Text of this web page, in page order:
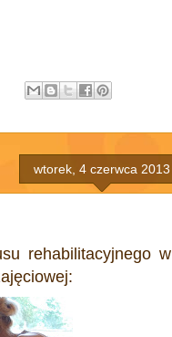
wtorek, 4 czerwca 2013
rehabilitacyjnego w